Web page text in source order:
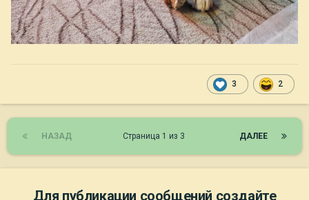
3 2
НАЗАД ДАЛЕЕ
Страница 1 из 3
Для публикации сообщений создайте